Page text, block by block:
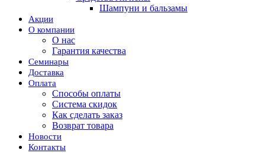
Шампуни и бальзамы
Акции
О компании
О нас
Гарантия качества
Семинары
Доставка
Оплата
Способы оплаты
Система скидок
Как сделать заказ
Возврат товара
Новости
Контакты